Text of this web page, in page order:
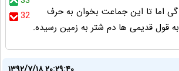
32
اما تا این جماعت بخوان به حرف
قول قدیمی ها دم شتر به زمین رسیده.